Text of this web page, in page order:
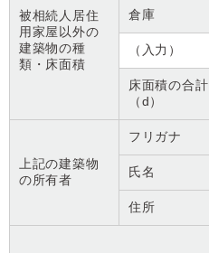
被相続人居住
用家屋以外の
建築物の種
類・床面積
倉庫
（入力）
床面積の合計
（d）
上記の建築物
の所有者
フリガナ
氏名
住所